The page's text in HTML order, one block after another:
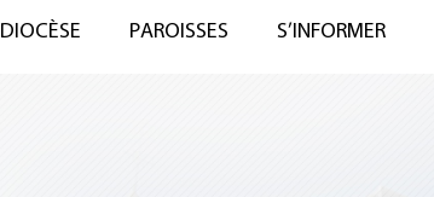
DIOCÈSE PAROISSES S’INFORMER